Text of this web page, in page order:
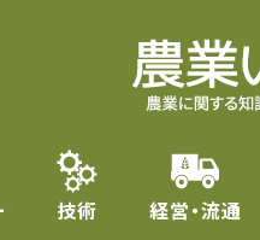
技術 経営・流通